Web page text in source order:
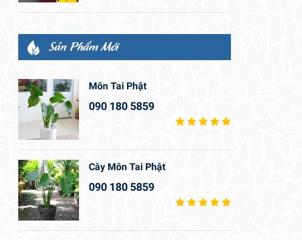
Sản Phẩm Mới
Môn Tai Phật
090 180 5859
Cây Môn Tai Phật
090 180 5859